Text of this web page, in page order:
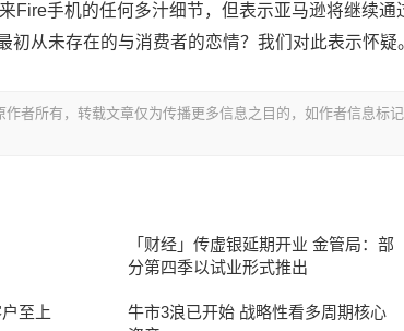
Fire手机的任何多汁细节，但表示亚马逊将继续
初从未存在的与消费者的恋情？我们对此表示怀疑
作者所有，转载文章仅为传播更多信息之目的，如作者信息标
「财经」传虚银延期开业 金管局：部
分第四季以试业形式推出
至上
牛市3浪已开始 战略性看多周期核心